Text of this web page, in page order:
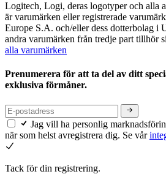
Logitech, Logi, deras logotyper och alla
är varumärken eller registrerade
Europe S.A. och/eller dess dotterbolag i
andra varumärken från tredje part tillhör
alla varumärken
Prenumerera för att ta del av ditt
exklusiva förmåner.
Jag vill ha personlig
när som helst avregistrera dig. Se vår
Tack för din registrering.